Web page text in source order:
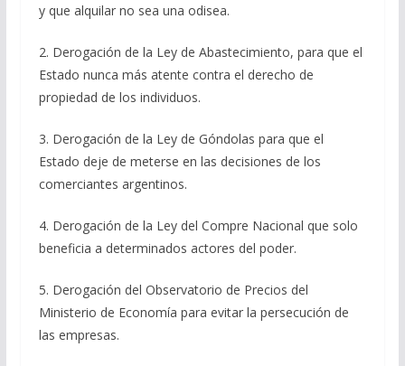
y que alquilar no sea una odisea.
2. Derogación de la Ley de Abastecimiento, para que el
Estado nunca más atente contra el derecho de
propiedad de los individuos.
3. Derogación de la Ley de Góndolas para que el
Estado deje de meterse en las decisiones de los
comerciantes argentinos.
4. Derogación de la Ley del Compre Nacional que solo
beneficia a determinados actores del poder.
5. Derogación del Observatorio de Precios del
Ministerio de Economía para evitar la persecución de
las empresas.